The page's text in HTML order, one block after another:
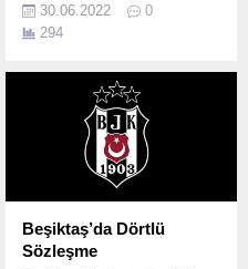
transfer çalışmalarına son
hızla devam ediyor.
30.06.2022
0
294
Beşiktaş’da Dörtlü
Sözleşme